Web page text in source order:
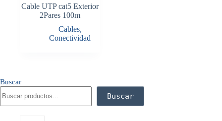
Cable UTP cat5 Exterior
2Pares 100m
Cables,
Conectividad
Buscar
Buscar